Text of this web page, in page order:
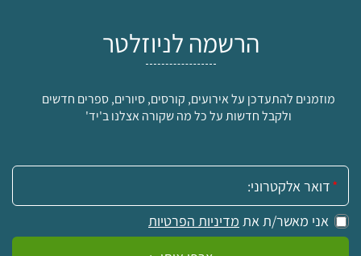
הרשמה לניוזלטר
מוזמנים להתעדכן על אירועים, קורסים, סיורים, ספרים חדשים
ולקבל חדשות על כל מה שקורה אצלנו ב'יד'
אימייל:
אני מאשר/ת את מדיניות הפרטיות